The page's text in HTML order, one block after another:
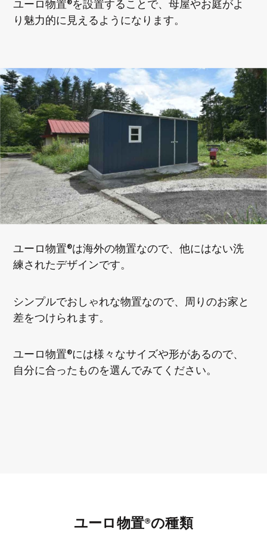
ユーロ物置®を設置することで、母屋やお庭がよ
り魅力的に見えるようになります。
ユーロ物置®は海外の物置なので、他にはない洗
練されたデザインです。
シンプルでおしゃれな物置なので、周りのお家と
差をつけられます。
ユーロ物置®には様々なサイズや形があるので、
自分に合ったものを選んでみてください。
ユーロ物置®の種類